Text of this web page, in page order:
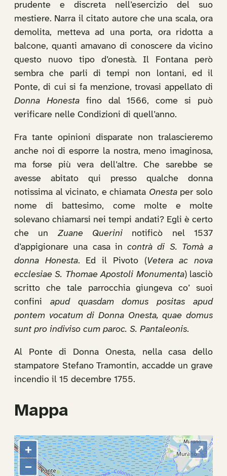
prudente e discreta nell’esercizio del suo
mestiere. Narra il citato autore che una scala, ora
demolita, metteva ad una porta, ora ridotta a
balcone, quanti amavano di conoscere da vicino
questo nuovo tipo d’onestà. Il Fontana però
sembra che parli di tempi non lontani, ed il
Ponte, di cui si fa menzione, trovasi appellato di
Donna Honestafino dal 1566, come si può
verificare nelle Condizioni di quell’anno.
Fra tante opinioni disparate non tralascieremo
anche noi di esporre la nostra, meno imaginosa,
ma forse più vera dell’altre. Che sarebbe se
avesse abitato qui presso qualche donna
notissima al vicinato, e chiamata Onestaper solo
nome di battesimo, come molte e molte
solevano chiamarsi nei tempi andati? Egli è certo
che un Zuane Querini notificò nel 1537
d’appigionare una casa in contrà di S. Tomà a
donna Honesta. Ed il Pivoto (Vetera ac nova
ecclesiae S. Thomae Apostoli Monumenta) lasciò
scritto che tale parrocchia giungeva co’ suoi
confini apud quasdam domus positas apud
pontem vocatum di Donna Onesta, quae domus
sunt pro indiviso cum paroc. S. Pantaleonis.
Al Ponte di Donna Onesta, nella casa dello
stampatore Stefano Tramontin, accadde un grave
incendio il 15 decembre 1755.
Mappa